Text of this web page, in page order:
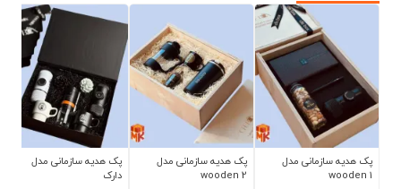
پک هدیه سازمانی مدل
wooden 1
پک هدیه سازمانی مدل
wooden 2
پک هدیه سازمانی مدل
دارک